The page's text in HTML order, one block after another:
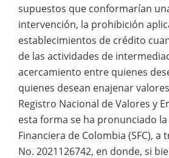
supuestos que conformarían
intervención, la prohibición
establecimientos de crédito
de las actividades de
acercamiento entre quienes
quienes desean enajenar
Registro Nacional de Valores y
esta forma se ha pronunciado
Financiera de Colombia (SFC), a
No. 2021126742, en donde, si